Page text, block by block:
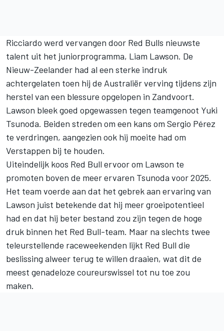
Ricciardo werd vervangen door Red Bulls nieuwste
talent uit het juniorprogramma, Liam Lawson. De
Nieuw-Zeelander had al een sterke indruk
achtergelaten toen hij de Australiër verving tijdens zijn
herstel van een blessure opgelopen in Zandvoort.
Lawson bleek goed opgewassen tegen teamgenoot Yuki
Tsunoda. Beiden streden om een kans om Sergio Pérez
te verdringen, aangezien ook hij moeite had om
Verstappen bij te houden.
Uiteindelijk koos Red Bull ervoor om Lawson te
promoten boven de meer ervaren Tsunoda voor 2025.
Het team voerde aan dat het gebrek aan ervaring van
Lawson juist betekende dat hij meer groeipotentieel
had en dat hij beter bestand zou zijn tegen de hoge
druk binnen het Red Bull-team. Maar na slechts twee
teleurstellende raceweekenden lijkt Red Bull die
beslissing alweer terug te willen draaien, wat dit de
meest genadeloze coureurswissel tot nu toe zou
maken.